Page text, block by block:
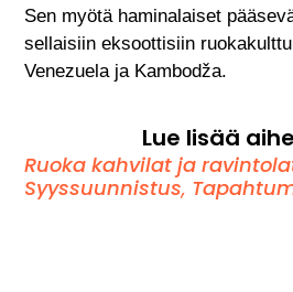
Sen myötä haminalaiset
sellaisiin eksoottisiin
Venezuela ja Kambodža.
Lue lisää
Ruoka kahvilat ja
Syyssuunnistus,